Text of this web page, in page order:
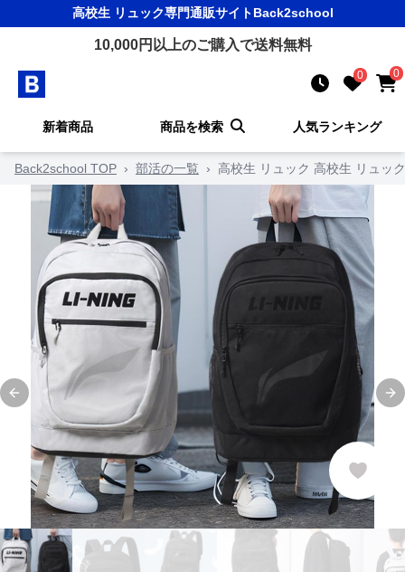
高校生 リュック専門通販サイトBack2school
10,000円以上のご購入で送料無料
0 0
新着商品 商品を検索 人気ランキング
Back2school TOP › 部活の一覧 › 高校生 リュック 高校生 リュッ
Previous slide